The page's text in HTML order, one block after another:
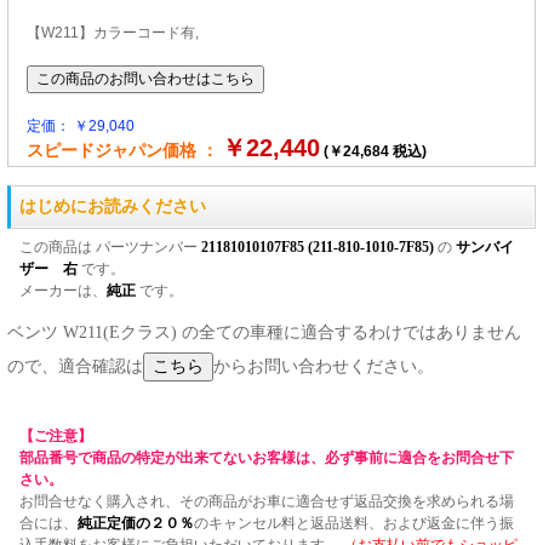
【W211】カラーコード有,
定価： ￥29,040
スピードジャパン価格 ： ￥22,440 (￥24,684 税込)
はじめにお読みください
この商品は パーツナンバー 21181010107F85 (211-810-1010-7F85) の サンバイ
ザー 右 です。
メーカーは、 純正 です。
ベンツ W211(Eクラス) の全ての車種に適合するわけではありません
ので、適合確認は
からお問い合わせください。
【ご注意】
部品番号で商品の特定が出来てないお客様は、必ず事前に適合をお問合せ下
さい。
お問合せなく購入され、その商品がお車に適合せず返品交換を求められる場
合には、 純正定価の２０％のキャンセル料と返品送料、および返金に伴う振